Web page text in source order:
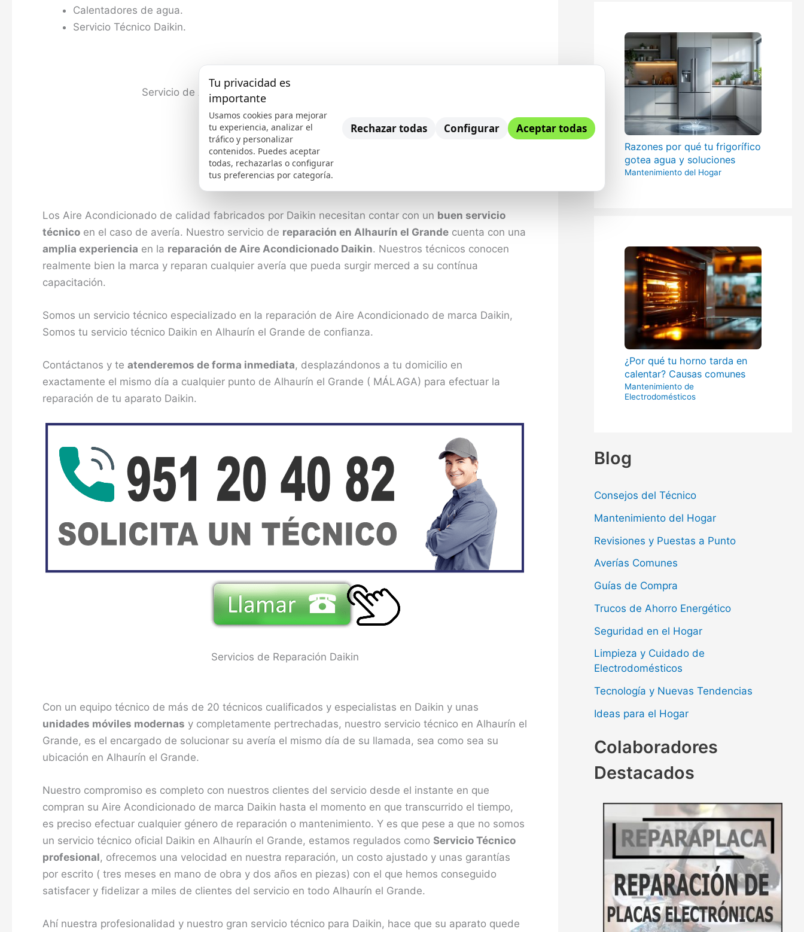
Calentadores de agua.
Servicio Técnico Daikin.
Servicio de Asistencia Técnica Daikin en Alhaurín el Grande
Los Aire Acondicionado de calidad fabricados por Daikin necesitan contar con un buen servicio
técnico en el caso de avería. Nuestro servicio de reparación en Alhaurín el Grande cuenta con una
amplia experiencia en la reparación de Aire Acondicionado Daikin. Nuestros técnicos conocen
realmente bien la marca y reparan cualquier avería que pueda surgir merced a su contínua
capacitación.
Somos un servicio técnico especializado en la reparación de Aire Acondicionado de marca Daikin,
Somos tu servicio técnico Daikin en Alhaurín el Grande de confianza.
Contáctanos y te atenderemos de forma inmediata, desplazándonos a tu domicilio en
exactamente el mismo día a cualquier punto de Alhaurín el Grande ( MÁLAGA) para efectuar la
reparación de tu aparato Daikin.
Servicios de Reparación Daikin
Con un equipo técnico de más de 20 técnicos cualificados y especialistas en Daikin y unas
unidades móviles modernas y completamente pertrechadas, nuestro servicio técnico en Alhaurín el
Grande, es el encargado de solucionar su avería el mismo día de su llamada, sea como sea su
ubicación en Alhaurín el Grande.
Nuestro compromiso es completo con nuestros clientes del servicio desde el instante en que
compran su Aire Acondicionado de marca Daikin hasta el momento en que transcurrido el tiempo,
es preciso efectuar cualquier género de reparación o mantenimiento. Y es que pese a que no somos
un servicio técnico oficial Daikin en Alhaurín el Grande, estamos regulados como Servicio Técnico
profesional, ofrecemos una velocidad en nuestra reparación, un costo ajustado y unas garantías
por escrito ( tres meses en mano de obra y dos años en piezas) con el que hemos conseguido
satisfacer y fidelizar a miles de clientes del servicio en todo Alhaurín el Grande.
Ahí nuestra profesionalidad y nuestro gran servicio técnico para Daikin, hace que su aparato quede
Razones por qué tu frigorífico
gotea agua y soluciones
Mantenimiento del Hogar
¿Por qué tu horno tarda en
calentar? Causas comunes
Mantenimiento de
Electrodomésticos
Blog
Consejos del Técnico
Mantenimiento del Hogar
Revisiones y Puestas a Punto
Averías Comunes
Guías de Compra
Trucos de Ahorro Energético
Seguridad en el Hogar
Limpieza y Cuidado de
Electrodomésticos
Tecnología y Nuevas Tendencias
Ideas para el Hogar
Colaboradores
Destacados
Tu privacidad es
importante
Usamos cookies para mejorar
tu experiencia, analizar el
tráfico y personalizar
contenidos. Puedes aceptar
todas, rechazarlas o configurar
tus preferencias por categoría.
Rechazar todas Configurar Aceptar todas